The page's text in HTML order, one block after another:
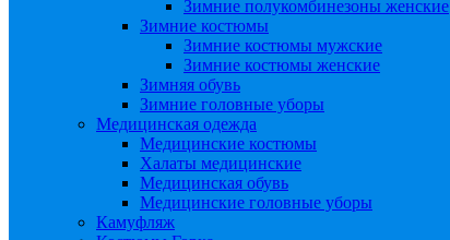
Зимние полукомбинезоны женские
Зимние костюмы
Зимние костюмы мужские
Зимние костюмы женские
Зимняя обувь
Зимние головные уборы
Медицинская одежда
Медицинские костюмы
Халаты медицинские
Медицинская обувь
Медицинские головные уборы
Камуфляж